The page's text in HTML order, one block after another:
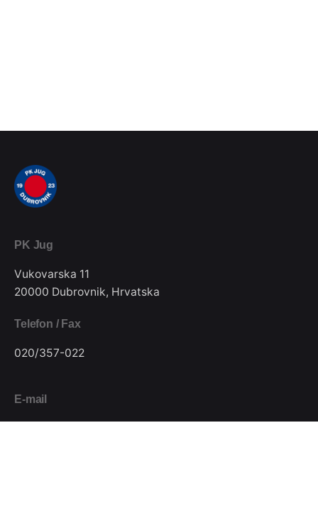
PK Jug
Vukovarska 11
20000 Dubrovnik, Hrvatska
Telefon / Fax
020/357-022
E-mail